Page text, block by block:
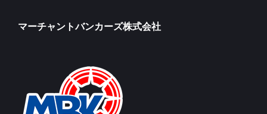
マーチャントバンカーズ株式会社